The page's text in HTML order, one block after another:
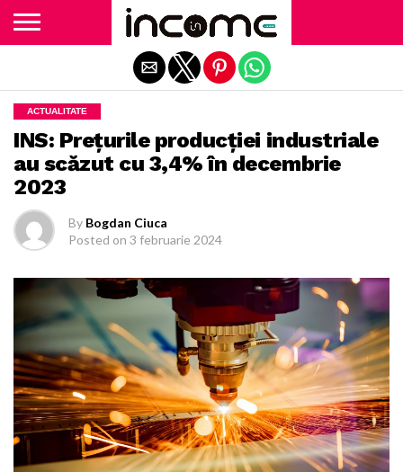
ACTUALITATE
INS: Preţurile producţiei industriale
au scăzut cu 3,4% în decembrie
2023
By Bogdan Ciuca
Posted on 3 februarie 2024
Exit mobile version